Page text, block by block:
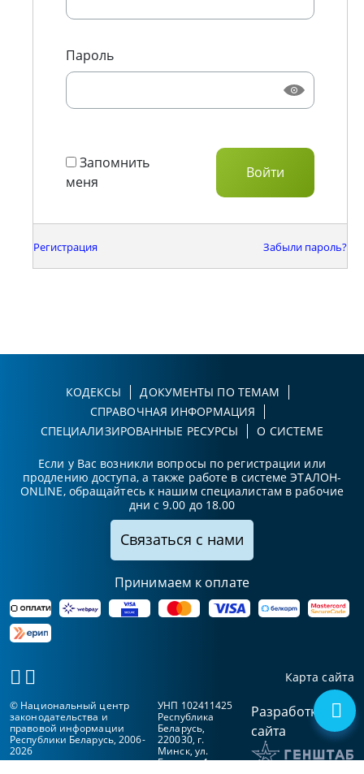
Пароль
Запомнить
меня
Регистрация Забыли пароль?
КОДЕКСЫ
ДОКУМЕНТЫ ПО ТЕМАМ
СПРАВОЧНАЯ ИНФОРМАЦИЯ
СПЕЦИАЛИЗИРОВАННЫЕ РЕСУРСЫ
О СИСТЕМЕ
Если у Вас возникли вопросы по регистрации или
продлению доступа, а также работе в системе ЭТАЛОН-
ONLINE, обращайтесь к нашим специалистам в рабочие
дни с 9.00 до 18.00
Связаться с нами
Принимаем к оплате
Карта сайта
© Национальный центр
законодательства и
правовой информации
Республики Беларусь, 2006-
2026
УНП 102411425
Республика
Беларусь,
220030, г.
Минск, ул.
Берсона, 1а
Разработка
сайта